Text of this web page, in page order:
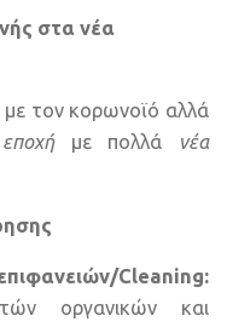
στα νέα
τον κορωνοϊό αλλά
με πολλά
νέα
Cleaning:
οργανικών και